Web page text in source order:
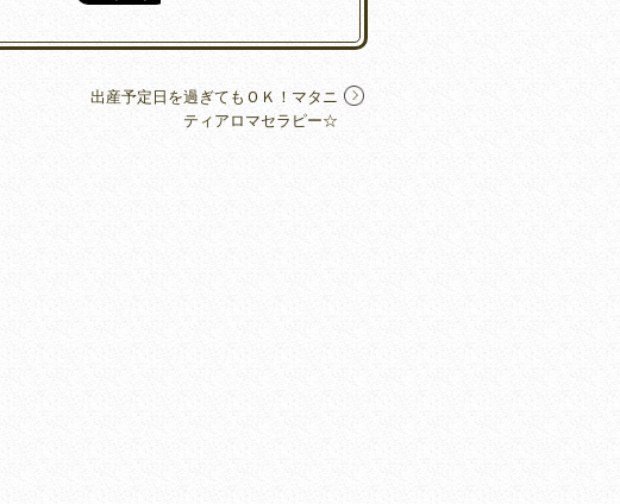
出産予定日を過ぎてもＯＫ！マタニ
ティアロマセラピー☆